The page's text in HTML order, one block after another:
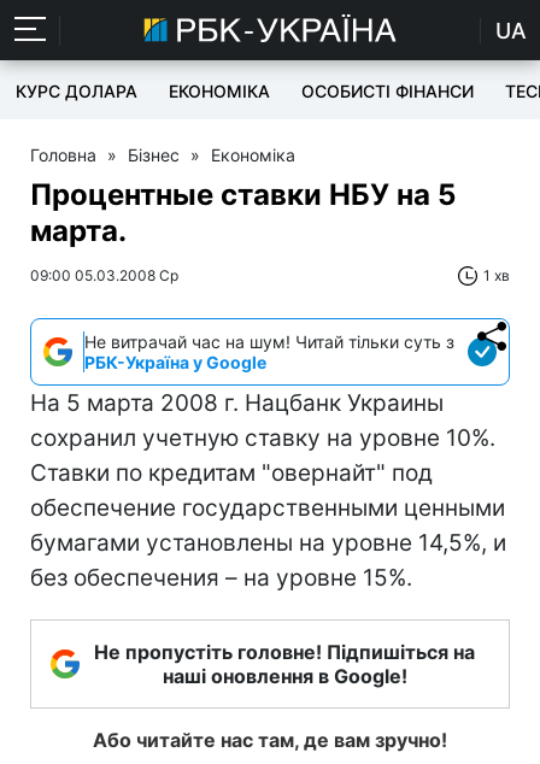
UA
КУРС ДОЛАРА ЕКОНОМІКА ОСОБИСТІ ФІНАНСИ
Головна » Бізнес » Економіка
Процентные ставки НБУ на 5
марта.
09:00 05.03.2008 Ср 1 хв
Не витрачай час на шум! Читай тільки суть з
РБК-Україна у Google
На 5 марта 2008 г. Нацбанк Украины
сохранил учетную ставку на уровне 10%.
Ставки по кредитам "овернайт" под
обеспечение государственными ценными
бумагами установлены на уровне 14,5%, и
без обеспечения – на уровне 15%.
Не пропустіть головне! Підпишіться на
наші оновлення в Google!
Або читайте нас там, де вам зручно!